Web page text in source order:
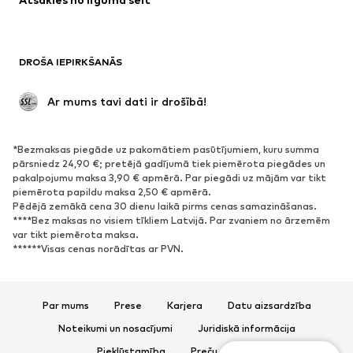
Mēteļi
Svinības
Ekskluzīvi
APAVI
Jaunumi
Šobrīd populāri
Brīvā laika apavi
Puszābaki
Augstpapēžu apavi
Sandales
Kurpes
DROŠA IEPIRKŠANĀS
Ar mums tavi dati ir drošībā!
*Bezmaksas piegāde uz pakomātiem pasūtījumiem, kuru summa
pārsniedz 24,90 €; pretējā gadījumā tiek piemērota piegādes un
pakalpojumu maksa 3,90 € apmērā. Par piegādi uz mājām var tikt
piemērota papildu maksa 2,50 € apmērā.
Pēdējā zemākā cena 30 dienu laikā pirms cenas samazināšanas.
****Bez maksas no visiem tīkliem Latvijā. Par zvaniem no ārzemēm
var tikt piemērota maksa.
******Visas cenas norādītas ar PVN.
Par mums Prese Karjera
Datu aizsardzība
Noteikumi un nosacījumi
Juridiskā informācija